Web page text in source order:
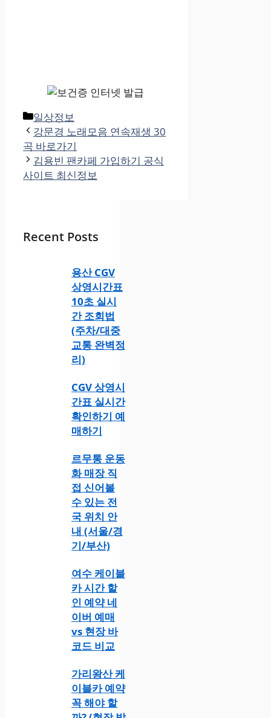
카
테
고
리
일상정보
강문경 노래모음 연속재생 30
곡 바로가기
김용빈 팬카페 가입하기 공식
사이트 최신정보
Recent Posts
용산 CGV
상영시간표
10초 실시
간 조회법
(주차/대중
교통 완벽정
리)
CGV 상영시
간표 실시간
확인하기 예
매하기
르무통 운동
화 매장 직
접 신어볼
수 있는 전
국 위치 안
내 (서울/경
기/부산)
여수 케이블
카 시간 할
인 예약 네
이버 예매
vs 현장 바
코드 비교
가리왕산 케
이블카 예약
꼭 해야 할